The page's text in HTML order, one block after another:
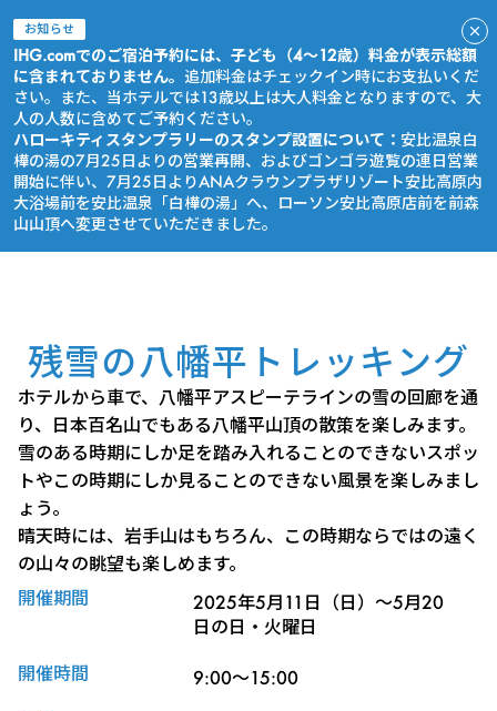
お知らせ
IHG.comでのご宿泊予約には、子ども（4～12歳）料金が表示総額
に含まれておりません。 追加料金はチェックイン時にお支払いくだ
さい。また、当ホテルでは13歳以上は大人料金となりますので、大
人の人数に含めてご予約ください。
ハローキティスタンプラリーのスタンプ設置について： 安比温泉白
樺の湯の7月25日よりの営業再開、およびゴンゴラ遊覧の連日営業
開始に伴い、7月25日よりANAクラウンプラザリゾート安比高原内
大浴場前を安比温泉「白樺の湯」へ、ローソン安比高原店前を前森
山山頂へ変更させていただきました。
残雪の八幡平トレッキング
ホテルから車で、八幡平アスピーテラインの雪の回廊を通
り、日本百名山でもある八幡平山頂の散策を楽しみます。
雪のある時期にしか足を踏み入れることのできないスポッ
トやこの時期にしか見ることのできない風景を楽しみまし
ょう。
晴天時には、岩手山はもちろん、この時期ならではの遠く
の山々の眺望も楽しめます。
開催期間
2025年5月11日（日）～5月20
日の日・火曜日
開催時間
9:00～15:00